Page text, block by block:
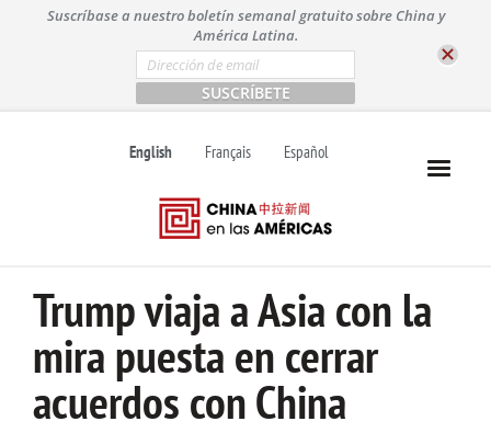
t
Suscríbase a nuestro boletín semanal gratuito sobre China y
América Latina.
E
m
a
i
*
English Français Español
Trump viaja a Asia con la
mira puesta en cerrar
acuerdos con China